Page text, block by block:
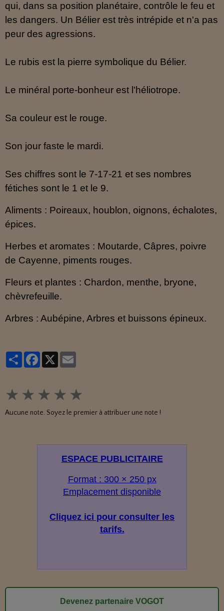
qui, dans sa position planétaire, contrôle le feu et
les dangers. Un Bélier est très intrépide et n'a pas
peur des agressions.
Le rubis est la pierre symbolique du Bélier.
Le minéral porte-bonheur est l'héliotrope.
Sa couleur est le rouge.
Son jour faste le mardi.
Ses chiffres sont le 7-17-21 et ses nombres
fétiches sont le 1 et le 9.
Aliments : Poireaux, houblon, oignons, échalotes,
épices.
Herbes et aromates : Moutarde, Câpres, poivre
de Cayenne, piments rouges.
Fleurs et plantes : Chardon, menthe, bryone,
chèvrefeuille.
Arbres : Aubépine, Arbres et buissons épineux.
PartagerFacebook
★ ★ ★ ★ ★
Aucune note. Soyez le premier à attribuer une note !
ESPACE PUBLICITAIRE
Format : 300 × 250 px
Emplacement disponible
Cliquez ici pour consulter les
tarifs.
Devenez partenaire VOGOT